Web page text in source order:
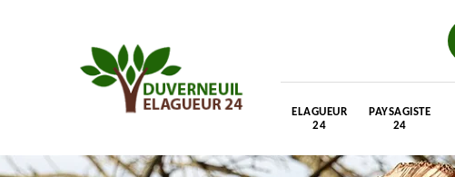
ELAGUEUR
24
PAYSAGISTE
24